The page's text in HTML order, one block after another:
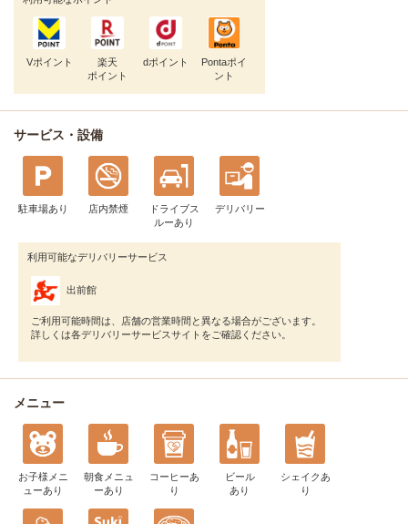
Vポイント
楽天
ポイント
dポイント
Pontaポイ
ント
サービス・設備
駐車場あり 店内禁煙
ドライブス
ルーあり
デリバリー
利用可能なデリバリーサービス
出前館
ご利用可能時間は、店舗の営業時間と異なる場合がございます。
詳しくは各デリバリーサービスサイトをご確認ください。
メニュー
お子様メニ
ューあり
朝食メニュ
ーあり
コーヒーあ
り
ビール
あり
シェイク あ
り